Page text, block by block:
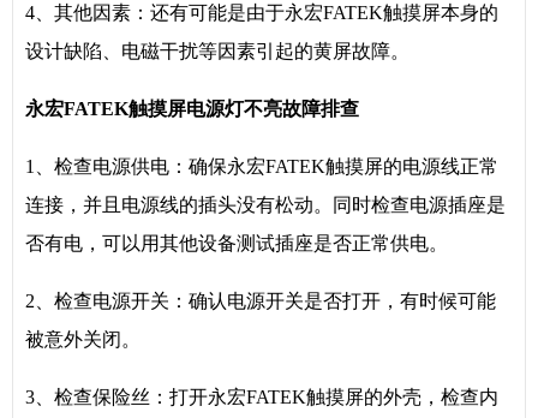
4、其他因素：还有可能是由于永宏FATEK触摸屏本身的
设计缺陷、电磁干扰等因素引起的黄屏故障。
永宏FATEK触摸屏电源灯不亮故障排查
1、检查电源供电：确保永宏FATEK触摸屏的电源线正常
连接，并且电源线的插头没有松动。同时检查电源插座是
否有电，可以用其他设备测试插座是否正常供电。
2、检查电源开关：确认电源开关是否打开，有时候可能
被意外关闭。
3、检查保险丝：打开永宏FATEK触摸屏的外壳，检查内